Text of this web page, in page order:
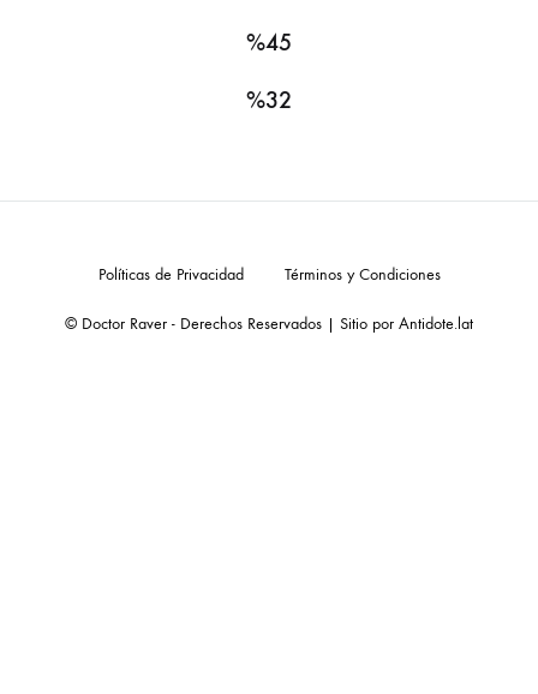
%45
%32
© Doctor Raver - Derechos Reservados | Sitio por Antidote.lat
Políticas de Privacidad Términos y Condiciones